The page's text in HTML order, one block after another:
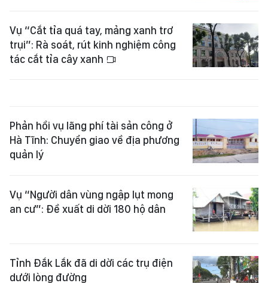
Vụ “Cắt tỉa quá tay, mảng xanh trơ
trụi”: Rà soát, rút kinh nghiệm công
tác cắt tỉa cây xanh
Phản hồi vụ lãng phí tài sản công ở
Hà Tĩnh: Chuyển giao về địa phương
quản lý
Vụ “Người dân vùng ngập lụt mong
an cư”: Đề xuất di dời 180 hộ dân
Tỉnh Đắk Lắk đã di dời các trụ điện
dưới lòng đường